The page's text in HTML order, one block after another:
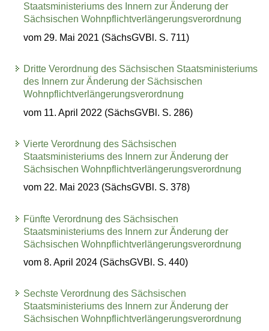
Staatsministeriums des Innern zur Änderung der
Sächsischen Wohnpflichtverlängerungsverordnung
vom 29. Mai 2021 (SächsGVBl. S. 711)
Dritte Verordnung des Sächsischen Staatsministeriums
des Innern zur Änderung der Sächsischen
Wohnpflichtverlängerungsverordnung
vom 11. April 2022 (SächsGVBl. S. 286)
Vierte Verordnung des Sächsischen
Staatsministeriums des Innern zur Änderung der
Sächsischen Wohnpflichtverlängerungsverordnung
vom 22. Mai 2023 (SächsGVBl. S. 378)
Fünfte Verordnung des Sächsischen
Staatsministeriums des Innern zur Änderung der
Sächsischen Wohnpflichtverlängerungsverordnung
vom 8. April 2024 (SächsGVBl. S. 440)
Sechste Verordnung des Sächsischen
Staatsministeriums des Innern zur Änderung der
Sächsischen Wohnpflichtverlängerungsverordnung